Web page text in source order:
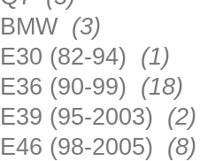
BMW (3)
E30 (82-94) (1)
E36 (90-99) (18)
E39 (95-2003) (2)
E46 (98-2005) (8)